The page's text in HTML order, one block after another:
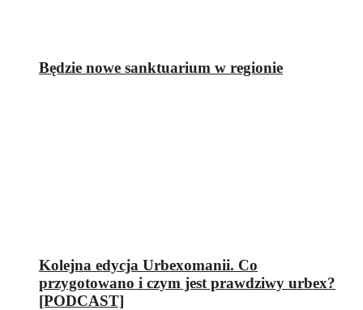
Będzie nowe sanktuarium w regionie
Kolejna edycja Urbexomanii. Co
przygotowano i czym jest prawdziwy urbex?
[PODCAST]